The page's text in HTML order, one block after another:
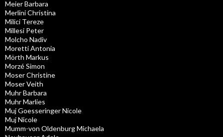
Meier Barbara
Merlini Christina
Milici Tereze
Millesi Peter
Molcho Nadiv
Moretti Antonia
Mörth Markus
Morzé Simon
Moser Christine
Moser Veith
Muhr Barbara
Muhr Marlies
Muj Goesseringer Nicole
Muj Nicole
Mumm-von Oldenburg Michaela